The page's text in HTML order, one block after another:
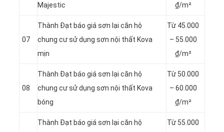
Majestic ₫/m²
07
Thành Đạt báo giá sơn lại căn hộ
chung cư sử dụng sơn nội thất Kova
mịn
Từ 45.000
– 55.000
₫/m²
08
Thành Đạt báo giá sơn lại căn hộ
chung cư sử dụng sơn nội thất Kova
bóng
Từ 50.000
– 60.000
₫/m²
Thành Đạt báo giá sơn lại căn hộ
Từ 55.000